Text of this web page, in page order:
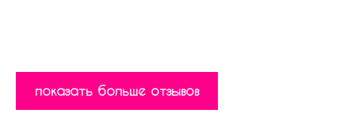
показать больше отзывов